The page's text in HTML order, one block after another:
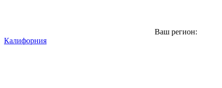
Ваш регион:
Калифорния